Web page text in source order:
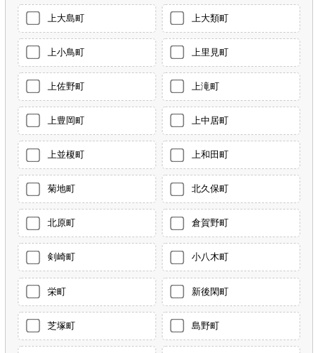
上大島町 上大類町
上小鳥町 上里見町
上佐野町 上滝町
上豊岡町 上中居町
上並榎町 上和田町
菊地町 北久保町
北原町 倉賀野町
剣崎町 小八木町
栄町 新後閑町
芝塚町 島野町